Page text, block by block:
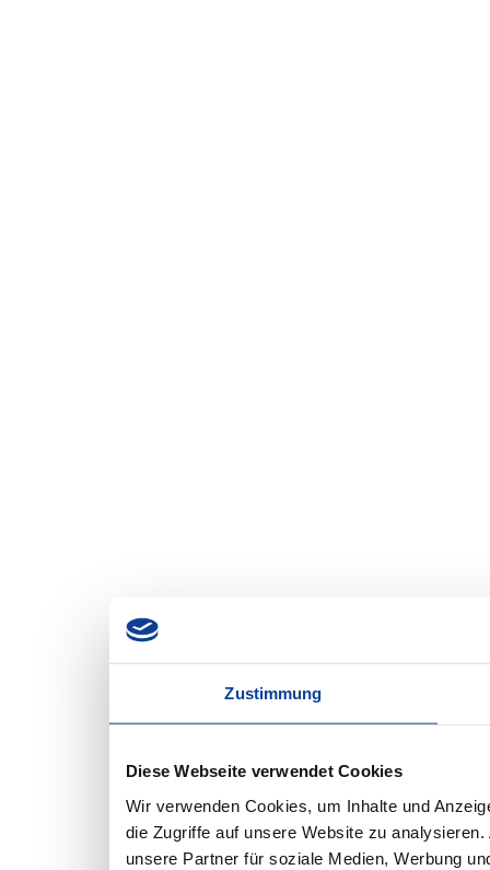
Zustimmung
Diese Webseite verwendet Cookies
Wir verwenden Cookies, um Inhalte und
die Zugriffe auf unsere Website zu
unsere Partner für soziale Medien, Werbung